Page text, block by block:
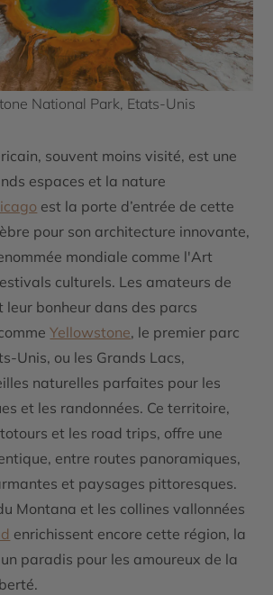
National Park, Etats-Unis
, souvent moins visité, est une
espaces et la nature
est la porte d’entrée de cette
pour son architecture innovante,
mondiale comme l'Art
culturels. Les amateurs de
bonheur dans des parcs
Yellowstone, le premier parc
Unis, ou les Grands Lacs,
naturelles parfaites pour les
et les randonnées. Ce territoire,
et les road trips, offre une
entre routes panoramiques,
et paysages pittoresques.
Montana et les collines vallonnées
enrichissent encore cette région, la
paradis pour les amoureux de la